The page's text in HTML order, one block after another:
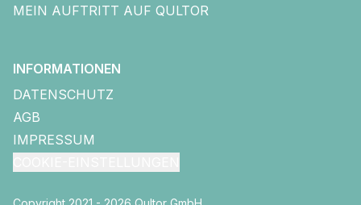
MEIN AUFTRITT AUF QULTOR
INFORMATIONEN
DATENSCHUTZ
AGB
IMPRESSUM